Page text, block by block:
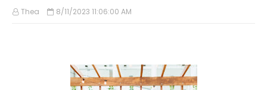
Thea 8/11/2023 11:06:00 AM